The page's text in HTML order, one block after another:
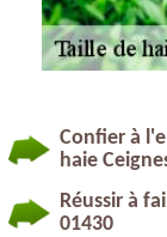
Confier à
haie
Réussir à
01430